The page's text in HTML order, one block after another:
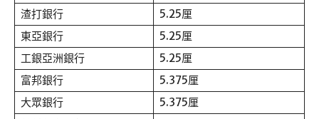
渣打銀行
5.25厘
東亞銀行
5.25厘
工銀亞洲銀行
5.25厘
富邦銀行
5.375厘
大眾銀行
5.375厘